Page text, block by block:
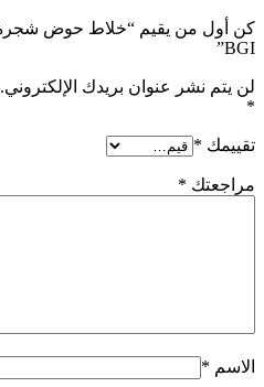
BGI”
لن يتم نشر عنوان بريدك الإلكتروني.
*
تقييمك *
مراجعتك *
الاسم *